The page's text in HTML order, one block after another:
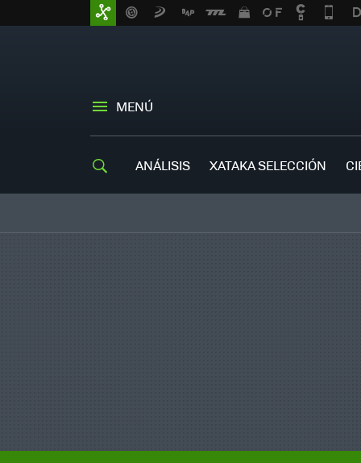
MENÚ
ANÁLISIS XATAKA SELECCIÓN